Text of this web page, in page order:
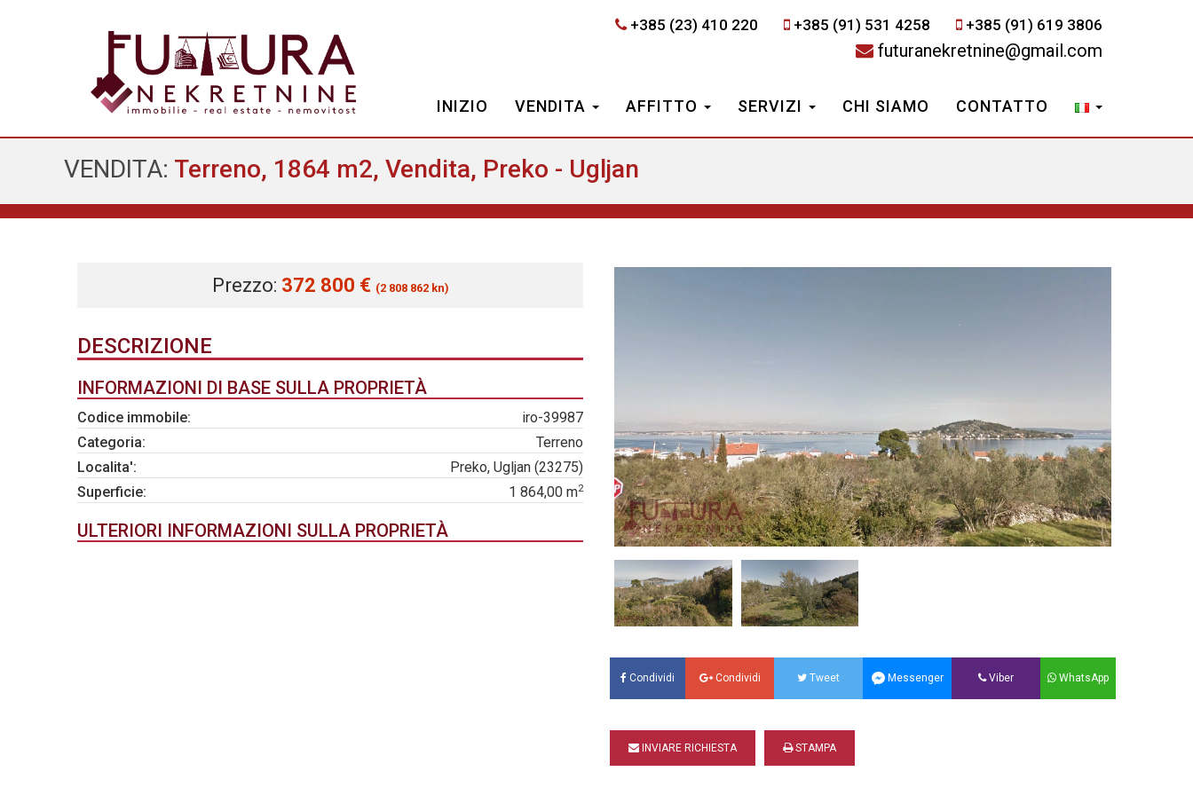
+385 (23) 410 220 +385 (91) 531 4258 +385 (91) 619 3806
futuranekretnine@gmail.com
INIZIO VENDITA AFFITTO SERVIZI CHI SIAMO CONTATTO
VENDITA: Terreno, 1864 m2, Vendita, Preko - Ugljan
Prezzo: 372 800 € (2 808 862 kn)
DESCRIZIONE
INFORMAZIONI DI BASE SULLA PROPRIETÀ
Codice immobile:
iro-39987
Categoria:
Terreno
Localita':
Preko, Ugljan (23275)
Superficie:
1 864,00 m2
ULTERIORI INFORMAZIONI SULLA PROPRIETÀ
Condividi Condividi Tweet Messenger Viber WhatsApp
INVIARE RICHIESTA STAMPA